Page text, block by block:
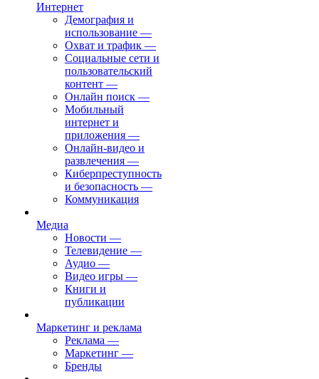
Интернет
Демография и
использование —
Охват и трафик —
Социальные сети и
пользовательский
контент —
Онлайн поиск —
Мобильный
интернет и
приложения —
Онлайн-видео и
развлечения —
Киберпреступность
и безопасность —
Коммуникация
Медиа
Новости —
Телевидение —
Аудио —
Видео игры —
Книги и
публикации
Маркетинг и реклама
Реклама —
Маркетинг —
Бренды